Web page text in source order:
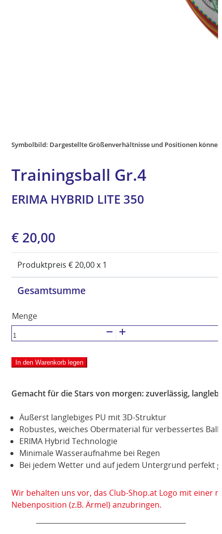
Symbolbild: Dargestellte Größenverhältnisse und Positionen
Trainingsball Gr.4
ERIMA HYBRID LITE 350
Ursprünglicher
Preis
war:
€ 29,99
€ 20,00
Preis
ist:
€ 20,00.
Produktpreis €20,00x 1
Gesamtsumme
ERIMA
HYBRID
LITE
350In den Warenkorb legen
Gemacht für die Stars von morgen: zuverlässig,
Äußerst langlebiges PU mit 3D-Struktur
Robustes, weiches Obermaterial für verbessertes
ERIMA Hybrid Technologie
Minimale Wasseraufnahme bei Regen
Bei jedem Wetter und auf jedem Untergrund perfekt
Wir behalten uns vor, das Club-Shop.at Logo mit einer
Nebenposition (z.B. Ärmel) anzubringen.